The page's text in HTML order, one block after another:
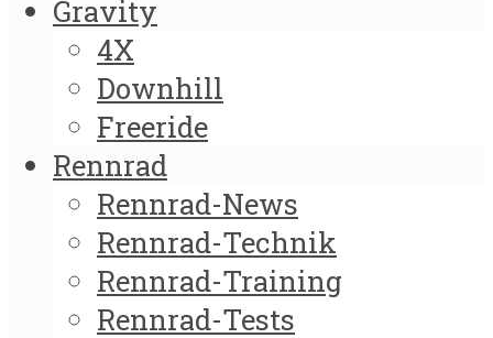
Gravity
4X
Downhill
Freeride
Rennrad
Rennrad-News
Rennrad-Technik
Rennrad-Training
Rennrad-Tests